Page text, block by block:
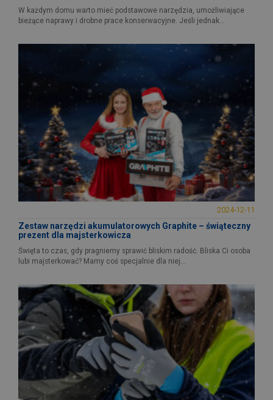
W każdym domu warto mieć podstawowe narzędzia, umożliwiające
bieżące naprawy i drobne prace konserwacyjne. Jeśli jednak...
2024-12-11
Zestaw narzędzi akumulatorowych Graphite – świąteczny
prezent dla majsterkowicza
Święta to czas, gdy pragniemy sprawić bliskim radość. Bliska Ci osoba
lubi majsterkować? Mamy coś specjalnie dla niej...